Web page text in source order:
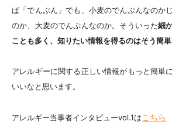
ば「でんぷん」でも、小麦のでんぷんなのか
のか、大麦のでんぷんなのか。そういった細
ことも多く、知りたい情報を得るのはそう簡
アレルギーに関する正しい情報がもっと簡単
いいなと思います。
アレルギー当事者インタビューvol.1はこちら